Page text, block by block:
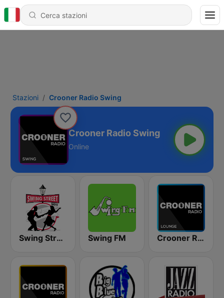
Stazioni Crooner Radio Swing
Crooner Radio Swing
Online
Swing Street Radio Swing FM Crooner Radio Lounge